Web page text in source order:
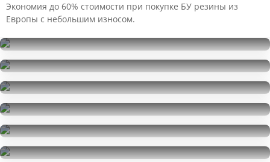
Экономия до 60% стоимости при покупке БУ резины из
Европы с небольшим износом.
225/60R18
4000
за 1 шт.
225/60R18
8000
за 2 шт.
225/60R18
15000
за 4 шт.
225/60R18
2500
за 1 шт.
225/60R18